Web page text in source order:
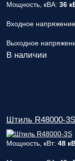
Мощность, кВА: 36
Входное
Выходное
В наличии
Штиль R48000-3S
Мощность, кВт: 48